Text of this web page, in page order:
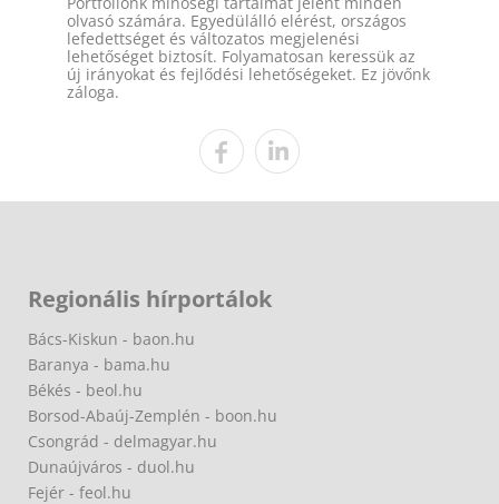
olvasó számára. Egyedülálló elérést, országos
lefedettséget és változatos megjelenési
lehetőséget biztosít. Folyamatosan keressük az
új irányokat és fejlődési lehetőségeket. Ez jövőnk
záloga.
Regionális hírportálok
Bács-Kiskun - baon.hu
Baranya - bama.hu
Békés - beol.hu
Borsod-Abaúj-Zemplén - boon.hu
Csongrád - delmagyar.hu
Dunaújváros - duol.hu
Fejér - feol.hu